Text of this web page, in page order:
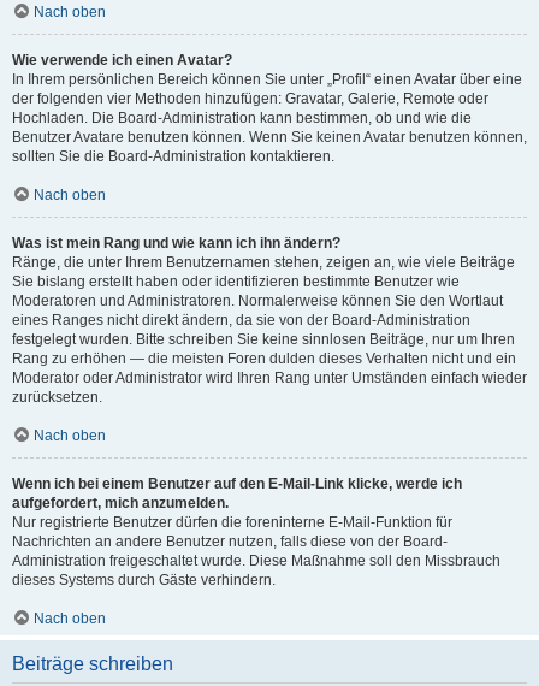
Nach oben
Wie verwende ich einen Avatar?
In Ihrem persönlichen Bereich können Sie unter „Profil“ einen Avatar über eine
der folgenden vier Methoden hinzufügen: Gravatar, Galerie, Remote oder
Hochladen. Die Board-Administration kann bestimmen, ob und wie die
Benutzer Avatare benutzen können. Wenn Sie keinen Avatar benutzen können,
sollten Sie die Board-Administration kontaktieren.
Nach oben
Was ist mein Rang und wie kann ich ihn ändern?
Ränge, die unter Ihrem Benutzernamen stehen, zeigen an, wie viele Beiträge
Sie bislang erstellt haben oder identifizieren bestimmte Benutzer wie
Moderatoren und Administratoren. Normalerweise können Sie den Wortlaut
eines Ranges nicht direkt ändern, da sie von der Board-Administration
festgelegt wurden. Bitte schreiben Sie keine sinnlosen Beiträge, nur um Ihren
Rang zu erhöhen — die meisten Foren dulden dieses Verhalten nicht und ein
Moderator oder Administrator wird Ihren Rang unter Umständen einfach wieder
zurücksetzen.
Nach oben
Wenn ich bei einem Benutzer auf den E-Mail-Link klicke, werde ich
aufgefordert, mich anzumelden.
Nur registrierte Benutzer dürfen die foreninterne E-Mail-Funktion für
Nachrichten an andere Benutzer nutzen, falls diese von der Board-
Administration freigeschaltet wurde. Diese Maßnahme soll den Missbrauch
dieses Systems durch Gäste verhindern.
Nach oben
Beiträge schreiben